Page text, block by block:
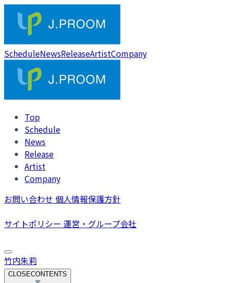
ScheduleNewsReleaseArtistCompany
Top
Schedule
News
Release
Artist
Company
お問い合わせ 個人情報保護方針
サイトポリシー 運営・グループ会社
竹内朱莉
CLOSECONTENTS